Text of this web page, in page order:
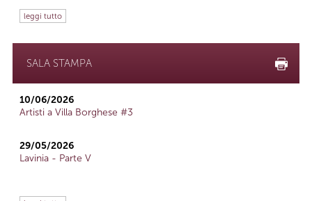
leggi tutto
SALA STAMPA
10/06/2026
Artisti a Villa Borghese #3
29/05/2026
Lavinia - Parte V